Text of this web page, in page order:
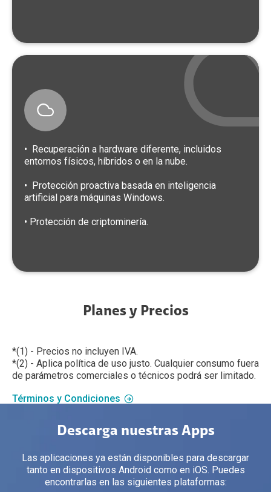
• Recuperación a hardware diferente, incluidos
entornos físicos, híbridos o en la nube.
• Protección proactiva basada en inteligencia
artificial para máquinas Windows.
• Protección de criptominería.
Planes y Precios
*(1) - Precios no incluyen IVA.
*(2) - Aplica política de uso justo. Cualquier consumo fuera
de parámetros comerciales o técnicos podrá ser limitado.
Términos y Condiciones
Descarga nuestras Apps
Las aplicaciones ya están disponibles para descargar
tanto en dispositivos Android como en iOS. Puedes
encontrarlas en las siguientes plataformas: